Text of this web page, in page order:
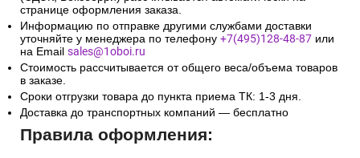
странице оформления заказа.
Информацию по отправке другими службами доставки
уточняйте у менеджера по телефону +7(495)128-48-87 или
на Email sales@1oboi.ru
Стоимость рассчитывается от общего веса/объема товаров
в заказе.
Сроки отгрузки товара до пункта приема ТК: 1-3 дня.
Доставка до транспортных компаний — бесплатно
Правила оформления: